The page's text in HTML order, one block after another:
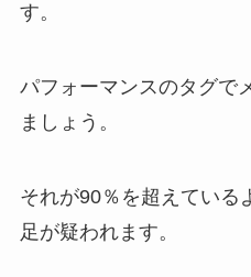
す。
パフォーマンスのタグで
ましょう。
それが90％を超えている
足が疑われます。